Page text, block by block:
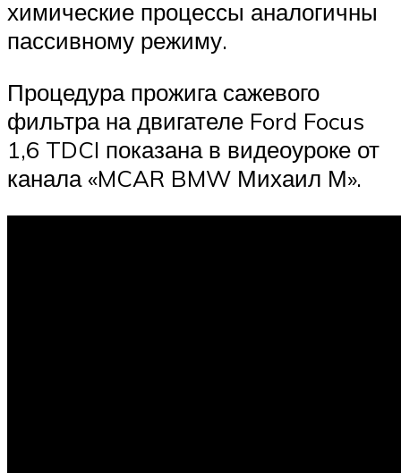
химические процессы аналогичны
пассивному режиму.
Процедура прожига сажевого
фильтра на двигателе Ford Focus
1,6 TDCI показана в видеоуроке от
канала «MCAR BMW Михаил М».